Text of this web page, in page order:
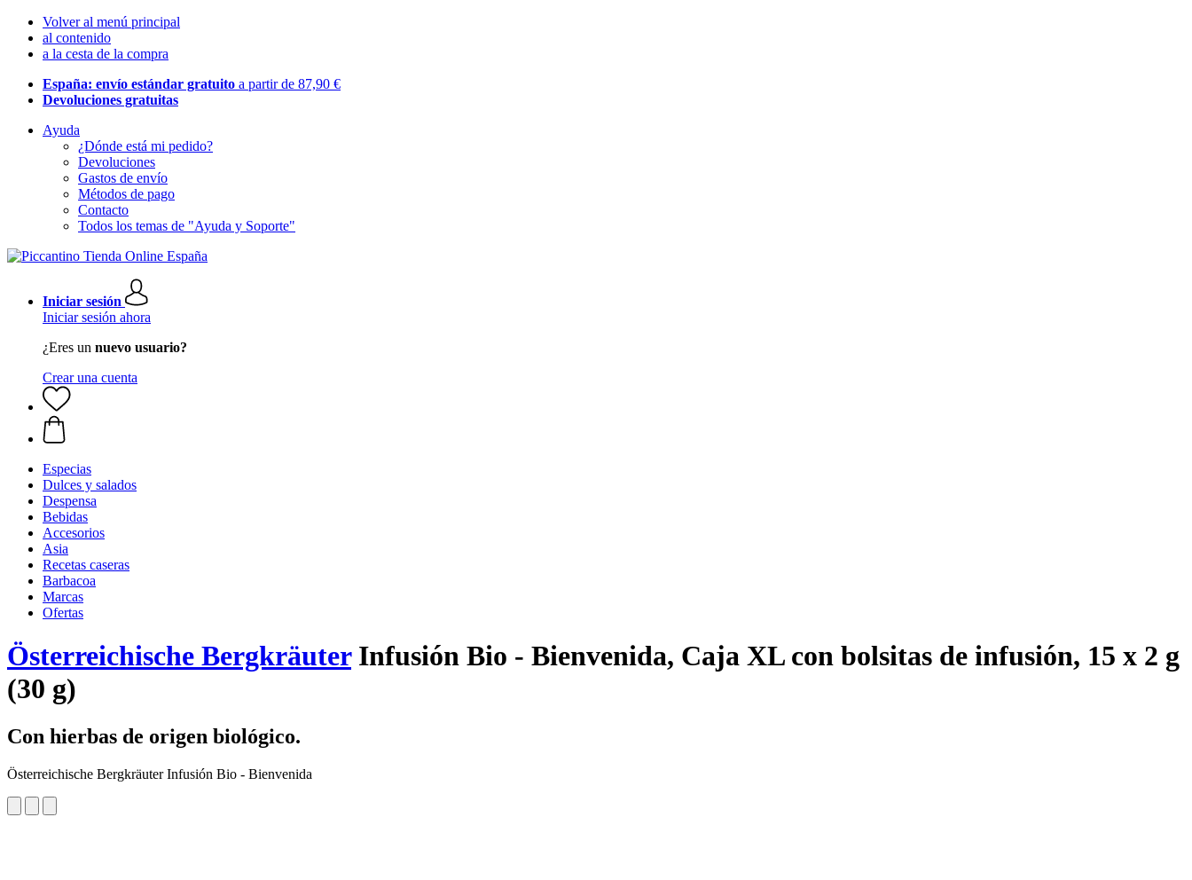
Volver al menú principal
al contenido
a la cesta de la compra
España: envío estándar gratuito a partir de 87,90 €
Devoluciones gratuitas
Ayuda
¿Dónde está mi pedido?
Devoluciones
Gastos de envío
Métodos de pago
Contacto
Todos los temas de "Ayuda y Soporte"
Iniciar sesión
Iniciar sesión ahora
¿Eres un nuevo usuario?
Crear una cuenta
Especias
Dulces y salados
Despensa
Bebidas
Accesorios
Asia
Recetas caseras
Barbacoa
Marcas
Ofertas
Österreichische BergkräuterInfusión Bio - Bienvenida, Caja XL con bolsitas de infusión, 15 x 2 g
(30 g)
Con hierbas de origen biológico.
Österreichische Bergkräuter Infusión Bio - Bienvenida